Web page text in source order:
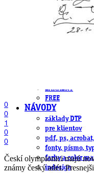
hardware
software,
ZÁKAZKY
FREE
NÁVODY
základy DTP
pre klientov
pdf, ps,
fonty, písmo,
farby a color
indesign
0
0
1
0
0
Českí olympionici majú
známy český atlét.